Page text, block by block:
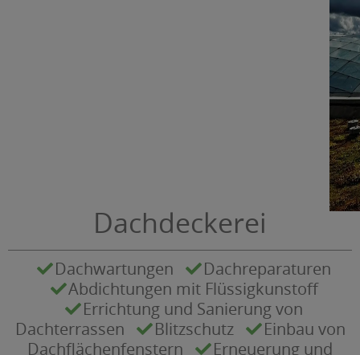
Dachdeckerei
Dachwartungen
Dachreparaturen
Abdichtungen mit Flüssigkunstoff
Errichtung und Sanierung von
Dachterrassen
Blitzschutz
Einbau von
Dachflächenfenstern
Erneuerung und